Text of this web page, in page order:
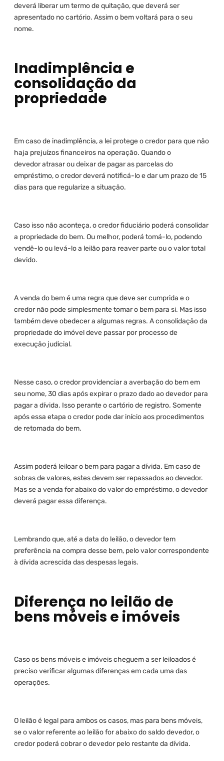
deverá liberar um termo de quitação, que deverá ser
apresentado no cartório. Assim o bem voltará para o seu
nome.
Inadimplência e
consolidação da
propriedade
Em caso de inadimplência, a lei protege o credor para que não
haja prejuízos financeiros na operação. Quando o
devedor atrasar ou deixar de pagar as parcelas do
empréstimo, o credor deverá notificá-lo e dar um prazo de 15
dias para que regularize a situação.
Caso isso não aconteça, o credor fiduciário poderá consolidar
a propriedade do bem. Ou melhor, poderá tomá-lo, podendo
vendê-lo ou levá-lo a leilão para reaver parte ou o valor total
devido.
A venda do bem é uma regra que deve ser cumprida e o
credor não pode simplesmente tomar o bem para si. Mas isso
também deve obedecer a algumas regras. A consolidação da
propriedade do imóvel deve passar por processo de
execução judicial.
Nesse caso, o credor providenciar a averbação do bem em
seu nome, 30 dias após expirar o prazo dado ao devedor para
pagar a dívida. Isso perante o cartório de registro. Somente
após essa etapa o credor pode dar início aos procedimentos
de retomada do bem.
Assim poderá leiloar o bem para pagar a dívida. Em caso de
sobras de valores, estes devem ser repassados ao devedor.
Mas se a venda for abaixo do valor do empréstimo, o devedor
deverá pagar essa diferença.
Lembrando que, até a data do leilão, o devedor tem
preferência na compra desse bem, pelo valor correspondente
à dívida acrescida das despesas legais.
Diferença no leilão de
bens móveis e imóveis
Caso os bens móveis e imóveis cheguem a ser leiloados é
preciso verificar algumas diferenças em cada uma das
operações.
O leilão é legal para ambos os casos, mas para bens móveis,
se o valor referente ao leilão for abaixo do saldo devedor, o
credor poderá cobrar o devedor pelo restante da dívida.